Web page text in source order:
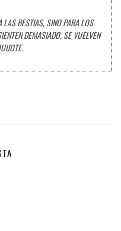
LAS BESTIAS, SINO PARA LOS
DEMASIADO, SE VUELVEN